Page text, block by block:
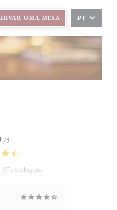
UMA MESA PT
/5
574 avaliações